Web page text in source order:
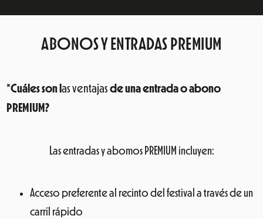
ABONOS Y ENTRADAS PREMIUM
*Cuáles son l as ventajasde una entrada o abono
PREMIUM?
Las entradas y abomos PREMIUM incluyen:
Acceso preferente al recinto del festival a través de un
carril rápido